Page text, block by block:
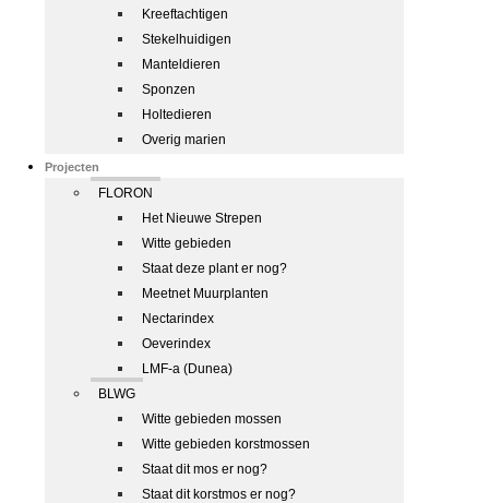
Kreeftachtigen
Stekelhuidigen
Manteldieren
Sponzen
Holtedieren
Overig marien
Projecten
FLORON
Het Nieuwe Strepen
Witte gebieden
Staat deze plant er nog?
Meetnet Muurplanten
Nectarindex
Oeverindex
LMF-a (Dunea)
BLWG
Witte gebieden mossen
Witte gebieden korstmossen
Staat dit mos er nog?
Staat dit korstmos er nog?